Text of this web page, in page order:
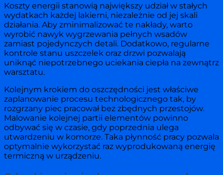
Koszty energii stanowią największy udział w stałych
wydatkach każdej lakierni, niezależnie od jej skali
działania. Aby zminimalizować te nakłady, warto
wyrobić nawyk wygrzewania pełnych wsadów
zamiast pojedynczych detali. Dodatkowo, regularne
kontrole stanu uszczelek oraz drzwi pozwalają
uniknąć niepotrzebnego uciekania ciepła na zewnątrz
warsztatu.
Kolejnym krokiem do oszczędności jest właściwe
zaplanowanie procesu technologicznego tak, by
rozgrzany piec pracował bez zbędnych przestojów.
Malowanie kolejnej partii elementów powinno
odbywać się w czasie, gdy poprzednia ulega
utwardzeniu w komorze. Taka płynność pracy pozwala
optymalnie wykorzystać raz wyprodukowaną energię
termiczną w urządzeniu.